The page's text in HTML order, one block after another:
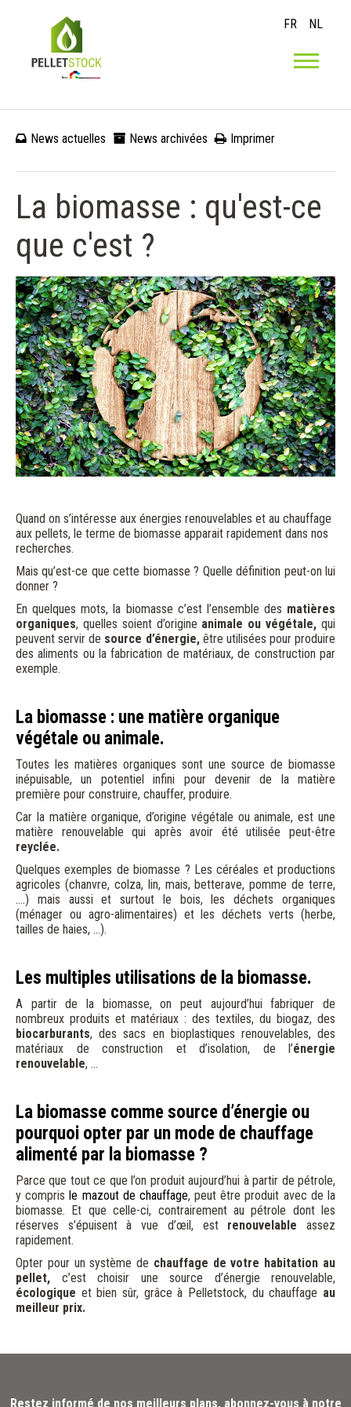
FR NL
News actuelles News archivées Imprimer
La biomasse : qu'est-ce
que c'est ?
Quand on s’intéresse aux énergies renouvelables et au chauffage
aux pellets, le terme de biomasse apparait rapidement dans nos
recherches.
Mais qu’est-ce que cette biomasse ? Quelle définition peut-on lui
donner ?
En quelques mots, la biomasse c’est l’ensemble des matières
organiques, quelles soient d’origine animale ou végétale, qui
peuvent servir de source d’énergie,être utilisées pour produire
des aliments ou la fabrication de matériaux, de construction par
exemple.
La biomasse : une matière organique
végétale ou animale.
Toutes les matières organiques sont une source de biomasse
inépuisable, un potentiel infini pour devenir de la matière
première pour construire, chauffer, produire.
Car la matière organique, d’origine végétale ou animale, est une
matière renouvelable qui après avoir été utilisée peut-être
reyclée.
Quelques exemples de biomasse ? Les céréales et productions
agricoles (chanvre, colza, lin, mais, betterave, pomme de terre,
….) mais aussi et surtout le bois, les déchets organiques
(ménager ou agro-alimentaires) et les déchets verts (herbe,
tailles de haies, …).
Les multiples utilisations de la biomasse.
A partir de la biomasse, on peut aujourd’hui fabriquer de
nombreux produits et matériaux : des textiles, du biogaz, des
biocarburants, des sacs en bioplastiques renouvelables, des
matériaux de construction et d’isolation, de l’énergie
renouvelable, …
La biomasse comme source d’énergie ou
pourquoi opter par un mode de chauffage
alimenté par la biomasse ?
Parce que tout ce que l’on produit aujourd’hui à partir de pétrole,
y compris le mazout de chauffage, peut être produit avec de la
biomasse. Et que celle-ci, contrairement au pétrole dont les
réserves s’épuisent à vue d’œil, est renouvelable assez
rapidement.
Opter pour un système de chauffage de votre habitation au
pellet, c’est choisir une source d’énergie renouvelable,
écologique et bien sûr, grâce à Pelletstock, du chauffage au
meilleur prix.
Restez informé de nos meilleurs plans, abonnez-vous à notre